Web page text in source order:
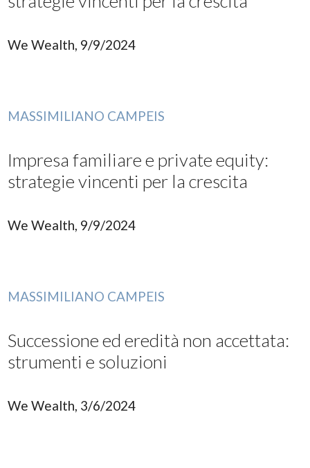
We Wealth, 9/9/2024
MASSIMILIANO CAMPEIS
Impresa familiare e private equity:
strategie vincenti per la crescita
We Wealth, 9/9/2024
MASSIMILIANO CAMPEIS
Successione ed eredità non accettata:
strumenti e soluzioni
We Wealth, 3/6/2024